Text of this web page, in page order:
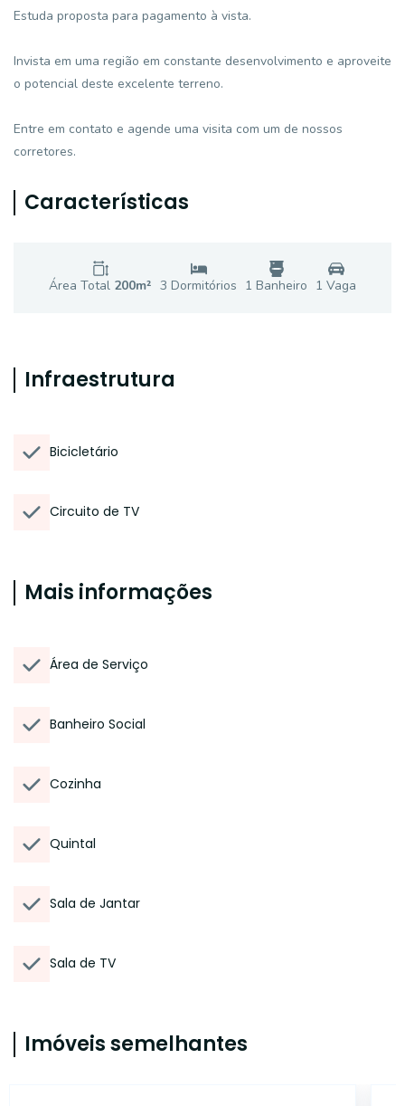
Estuda proposta para pagamento à vista.
Invista em uma região em constante desenvolvimento e aproveite
o potencial deste excelente terreno.
Entre em contato e agende uma visita com um de nossos
corretores.
Características
Área Total 200m² 3 Dormitórios 1 Banheiro 1 Vaga
Infraestrutura
Bicicletário
Circuito de TV
Mais informações
Área de Serviço
Banheiro Social
Cozinha
Quintal
Sala de Jantar
Sala de TV
Imóveis semelhantes